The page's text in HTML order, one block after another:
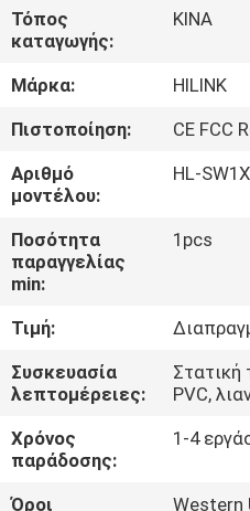
ΕΜΆΣ
ΕΠΙΣΚΕΨΉ
ΕΡΓΟΣΤΑΣΊΟΥ
ΈΛΕΓΧΟΣ
ΠΟΙΌΤΗΤΑΣ
ΜΑΖΊ
ΜΑΣ
ΕΙΔΉΣΕΙΣ
Τόπος
καταγωγής:
ΚΙΝΑ
Μάρκα:
HILINK
Πιστοποίηση:
CE FCC
Αριθμό
μοντέλου:
HL-
Ποσότητα
παραγγελίας
min:
1pcs
Τιμή:
Συσκευασία
λεπτομέρειες:
Στατική
PVC,
Χρόνος
παράδοσης:
1-4
Όροι
Western